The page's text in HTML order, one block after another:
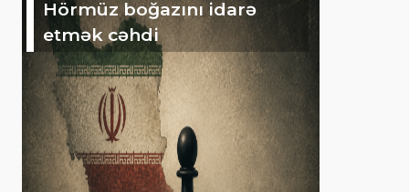
Hörmüz boğazını idarə
etmək cəhdi